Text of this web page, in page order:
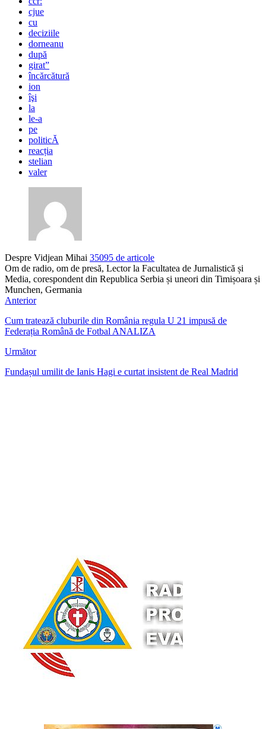
cjue
cu
deciziile
dorneanu
după
girat”
încărcătură
ion
îşi
la
le-a
pe
politicĂ
reacția
stelian
valer
Despre Vidjean Mihai 35095 de articole
Om de radio, om de presă, Lector la Facultatea de Jurnalistică și
Media, corespondent din Republica Serbia și uneori din Timișoara și
Munchen, Germania
Anterior
Cum tratează cluburile din România regula U 21 impusă de
Federația Română de Fotbal ANALIZA
Următor
Fundașul umilit de Ianis Hagi e curtat insistent de Real Madrid